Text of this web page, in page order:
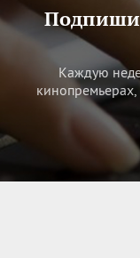
Каждую
кинопремьерах,